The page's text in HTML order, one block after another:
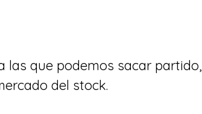
las que podemos sacar partido,
del stock.